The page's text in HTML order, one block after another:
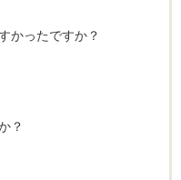
かったですか？
？